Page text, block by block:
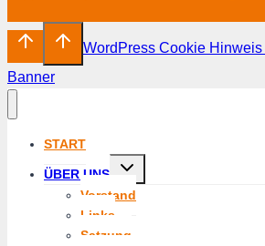
WordPress Cookie
Banner
START
ÜBER UNS
Untermenü
Vorstand
Links
Satzung